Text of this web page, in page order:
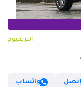
البريميوم
إتصل
واتساب